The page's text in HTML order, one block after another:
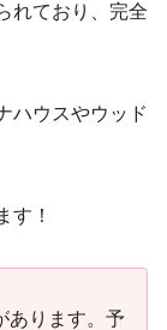
れており、完全
ハウスやウッド
す！
あります。予